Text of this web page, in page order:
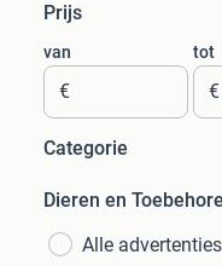
Prijs
van
€
tot
€
Categorie
Dieren en
Alle advertenties